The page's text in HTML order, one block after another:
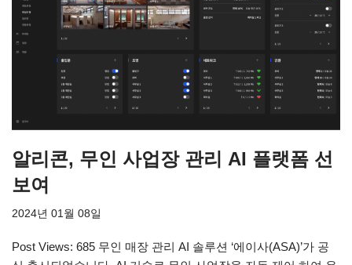
알리콘, 무인 사업장 관리 AI 플랫폼 선
보여
2024년 01월 08일
Post Views: 685 무인 매장 관리 AI 솔루션 ‘에이사(ASA)’가 공